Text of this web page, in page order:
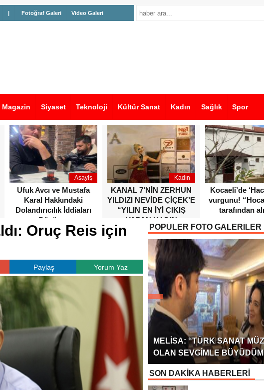
| Fotoğraf Galeri Video Galeri
Magazin Siyaset Teknoloji Kültür Sanat Kadın Sağlık Spor
Asayiş
Ufuk Avcı ve Mustafa
Karal Hakkındaki
Dolandırıcılık İddiaları
Büyüyor
Kadın
KANAL 7’NİN ZERHUN
YILDIZI NEVİDE ÇİÇEK’E
“YILIN EN İYİ ÇIKIŞ
YAPAN KADIN
OYUNCUSU” ÖDÜLÜ!
Kocaeli’de
vurgunu!
tarafından
Oruç Reis için
Paylaş Yorum Yaz
POPÜLER FOTO GALERİLER
MELISA: “TÜRK SANAT
OLAN SEVGIMLE
SON DAKİKA HABERLERİ